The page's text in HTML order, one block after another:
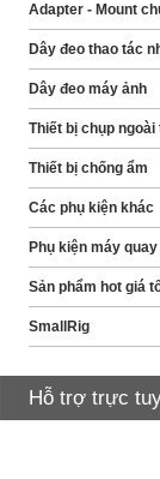
Adapter - Mount
Dây đeo thao tác
Dây đeo máy ảnh
Thiết bị chụp
Thiết bị chống ẩm
Các phụ kiện khác
Phụ kiện máy
Sản phẩm hot giá
SmallRig
Hỗ trợ trực